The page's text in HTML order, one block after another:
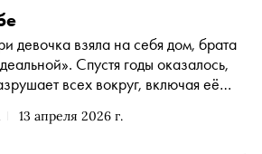
13 апреля 2026 г.
девочка взяла на себя дом, брата
Спустя годы оказалось,
всех вокруг, включая её
сценарии и почему